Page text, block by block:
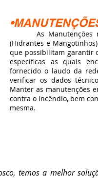
As Manutenções no
(Hidrantes e
que possibilitam garantir
específicas as quais
fornecido o laudo da
verificar os dados
Manter as manutenções
contra o incêndio, bem
mesma.
temos a melhor